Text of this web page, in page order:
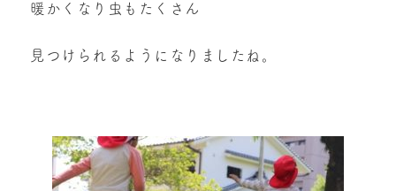
暖かくなり虫もたくさん
見つけられるようになりましたね。